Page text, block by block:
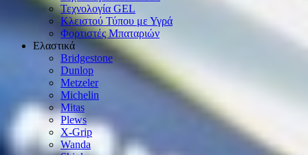
Τεχνολογία GEL
Κλειστού Τύπου με Υγρά
Φορτιστές Μπαταριών
Ελαστικά
Bridgestone
Dunlop
Metzeler
Michelin
Mitas
Plews
X-Grip
Wanda